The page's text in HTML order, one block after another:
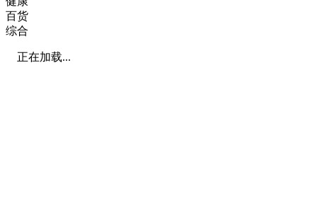
百货
综合
正在加载...